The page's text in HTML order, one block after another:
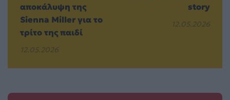
αποκάλυψη της
Sienna Miller για το
τρίτο της παιδί
12.05.2026
story
12.05.2026